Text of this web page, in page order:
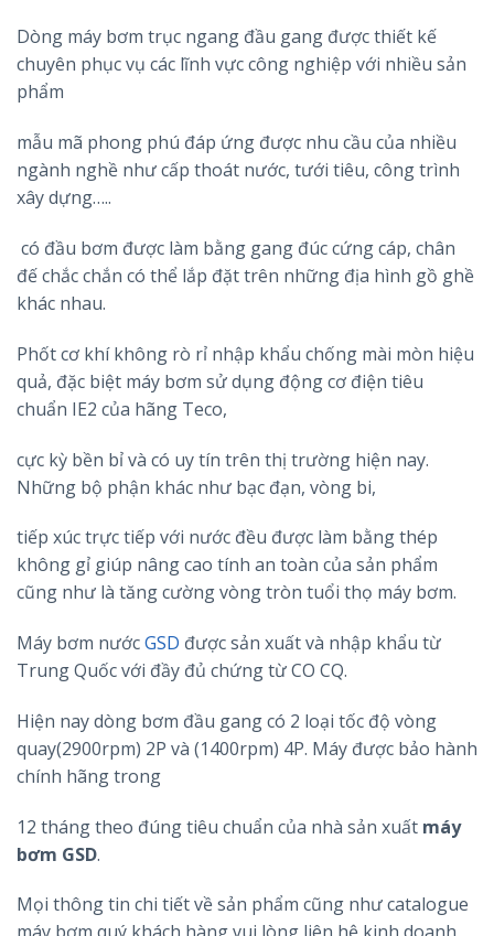
Dòng máy bơm trục ngang đầu gang được thiết kế
chuyên phục vụ các lĩnh vực công nghiệp với nhiều sản
phẩm
mẫu mã phong phú đáp ứng được nhu cầu của nhiều
ngành nghề như cấp thoát nước, tưới tiêu, công trình
xây dựng…..
có đầu bơm được làm bằng gang đúc cứng cáp, chân
đế chắc chắn có thể lắp đặt trên những địa hình gồ ghề
khác nhau.
Phốt cơ khí không rò rỉ nhập khẩu chống mài mòn hiệu
quả, đặc biệt máy bơm sử dụng động cơ điện tiêu
chuẩn IE2 của hãng Teco,
cực kỳ bền bỉ và có uy tín trên thị trường hiện nay.
Những bộ phận khác như bạc đạn, vòng bi,
tiếp xúc trực tiếp với nước đều được làm bằng thép
không gỉ giúp nâng cao tính an toàn của sản phẩm
cũng như là tăng cường vòng tròn tuổi thọ máy bơm.
Máy bơm nướcGSD được sản xuất và nhập khẩu từ
Trung Quốc với đầy đủ chứng từ CO CQ.
Hiện nay dòng bơm đầu gang có 2 loại tốc độ vòng
quay(2900rpm) 2P và (1400rpm) 4P. Máy được bảo hành
chính hãng trong
12 tháng theo đúng tiêu chuẩn của nhà sản xuất máy
bơm GSD.
Mọi thông tin chi tiết về sản phẩm cũng như catalogue